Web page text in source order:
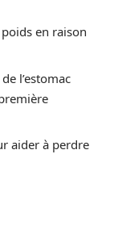
en raison
l’estomac
aider à perdre